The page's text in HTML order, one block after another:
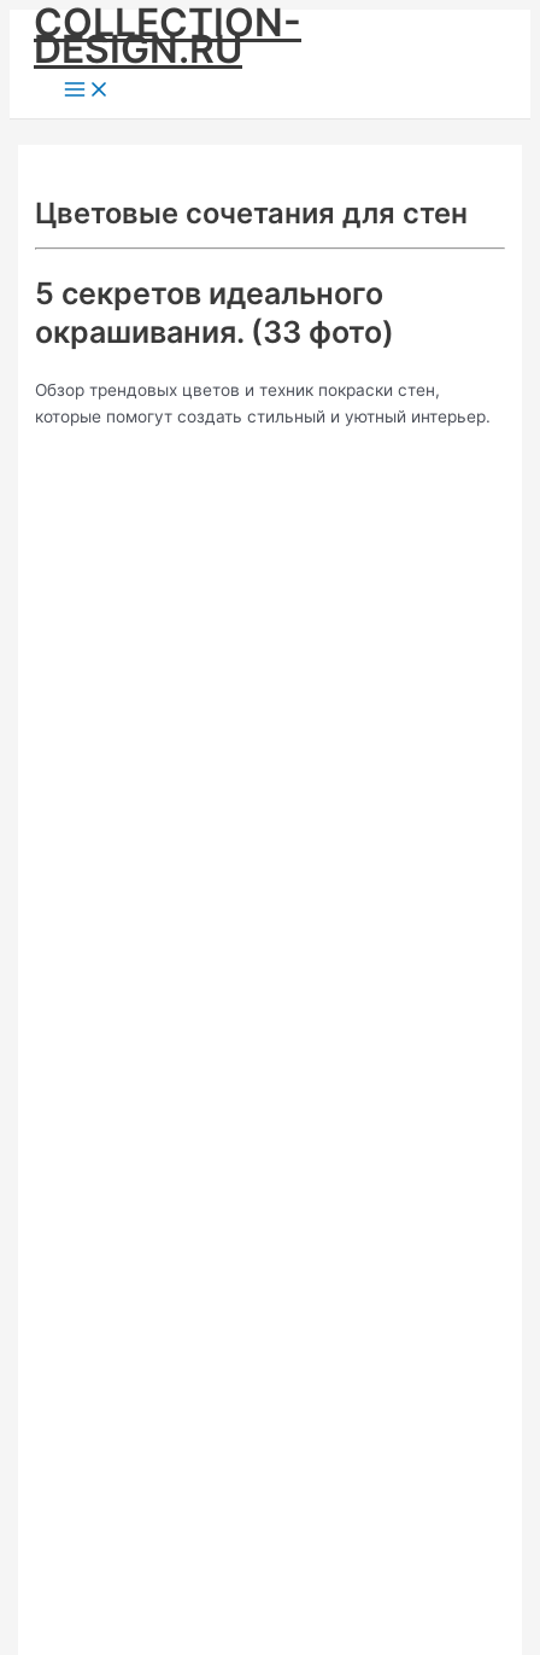
Skip
content
COLLECTION-
DESIGN.RU
Main
Menu
Цветовые сочетания для стен
5 секретов идеального
окрашивания. (33 фото)
Обзор трендовых цветов и техник покраски стен,
которые помогут создать стильный и уютный интерьер.